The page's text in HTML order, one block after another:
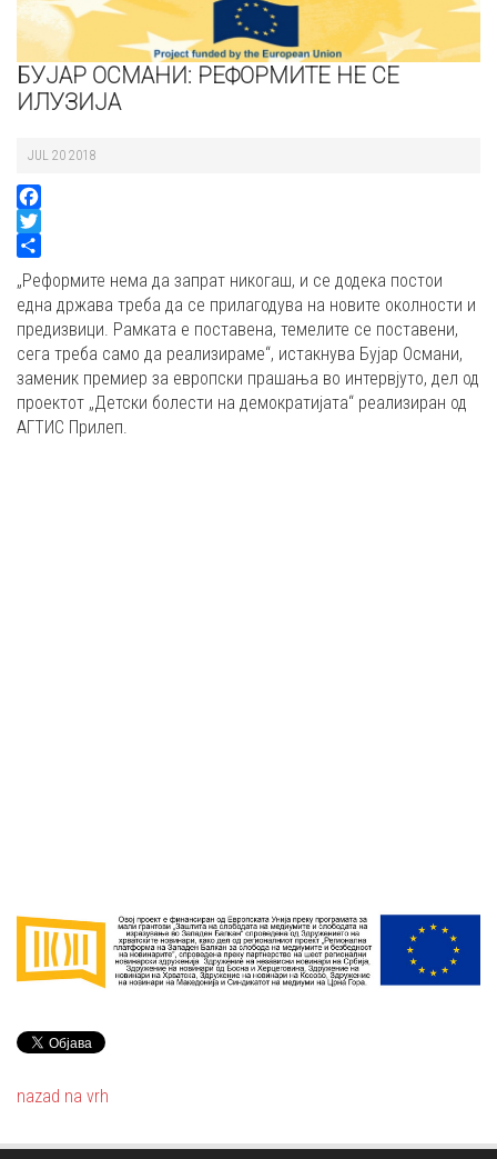
БУЈАР ОСМАНИ: РЕФОРМИТЕ НЕ СЕ
ИЛУЗИЈА
JUL 20 2018
Facebook
Twitter
Share
„Реформите нема да запрат никогаш, и се додека постои
една држава треба да се прилагодува на новите околности и
предизвици. Рамката е поставена, темелите се поставени,
сега треба само да реализираме“, истакнува Бујар Османи,
заменик премиер за европски прашања во интервјуто, дел од
проектот „Детски болести на демократијата“ реализиран од
АГТИС Прилеп.
nazad na vrh